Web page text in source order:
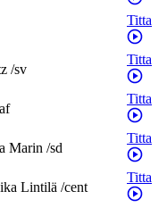
Titta
/sv
Titta
Titta
Marin /sd
Titta
Lintilä /cent
Titta